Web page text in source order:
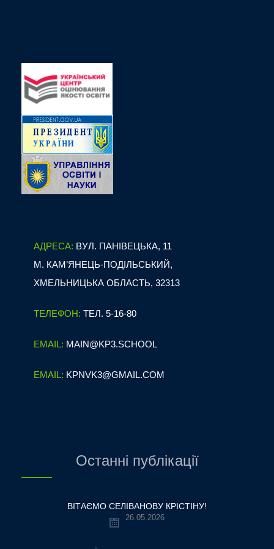
АДРЕСА: ВУЛ. ПАНІВЕЦЬКА, 11
М. КАМ’ЯНЕЦЬ-ПОДІЛЬСЬКИЙ,
ХМЕЛЬНИЦЬКА ОБЛАСТЬ, 32313
ТЕЛЕФОН: ТЕЛ. 5-16-80
EMAIL: MAIN@KP3.SCHOOL
EMAIL: KPNVK3@GMAIL.COM
Останні публікації
ВІТАЄМО СЕЛІВАНОВУ КРІСТІНУ!
26.05.2026